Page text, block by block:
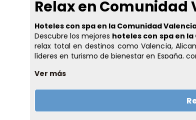
Relax en Comunidad
Hoteles con spa en la Comunidad
Descubre los mejores hoteles con spa en
relax total en destinos como Valencia,
líderes en turismo de bienestar en España,
desconectar.
Ver más